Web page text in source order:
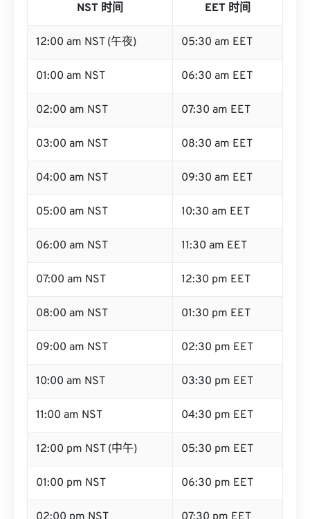
NST 时间 EET 时间
12:00 am NST (午夜) 05:30 am EET
01:00 am NST 06:30 am EET
02:00 am NST 07:30 am EET
03:00 am NST 08:30 am EET
04:00 am NST 09:30 am EET
05:00 am NST 10:30 am EET
06:00 am NST 11:30 am EET
07:00 am NST 12:30 pm EET
08:00 am NST 01:30 pm EET
09:00 am NST 02:30 pm EET
10:00 am NST 03:30 pm EET
11:00 am NST 04:30 pm EET
12:00 pm NST (中午) 05:30 pm EET
01:00 pm NST 06:30 pm EET